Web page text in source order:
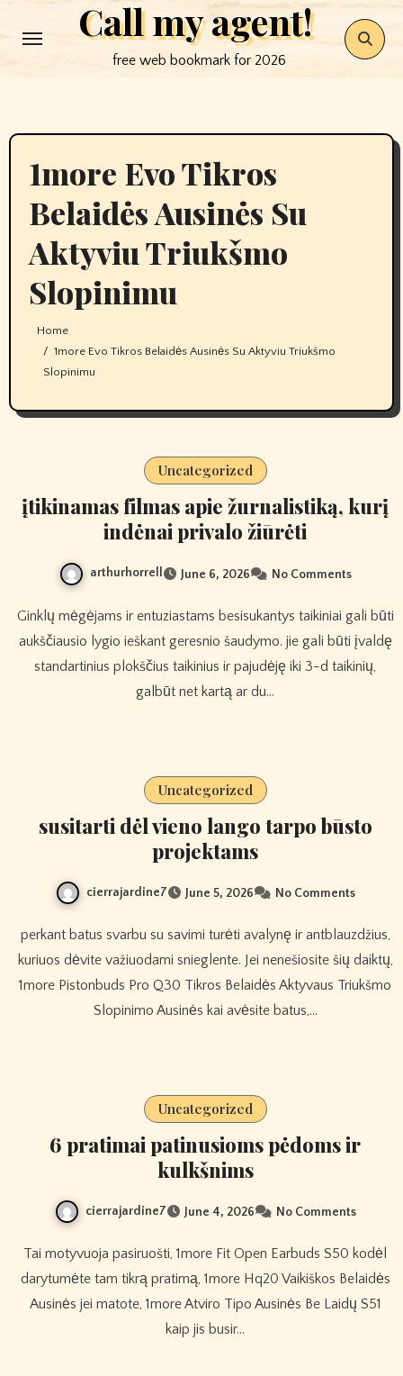
to
Call my agent!
free web bookmark for 2026
1more Evo Tikros
Belaidės Ausinės Su
Aktyviu Triukšmo
Slopinimu
Home
1more Evo Tikros Belaidės Ausinės Su Aktyviu Triukšmo
Slopinimu
Uncategorized
įtikinamas filmas apie žurnalistiką, kurį
indėnai privalo žiūrėti
arthurhorrell June 6, 2026 No Comments
Ginklų mėgėjams ir entuziastams besisukantys taikiniai gali būti
aukščiausio lygio ieškant geresnio šaudymo. jie gali būti įvaldę
standartinius plokščius taikinius ir pajudėję iki 3-d taikinių,
galbūt net kartą ar du…
Uncategorized
susitarti dėl vieno lango tarpo būsto
projektams
cierrajardine7 June 5, 2026 No Comments
perkant batus svarbu su savimi turėti avalynę ir antblauzdžius,
kuriuos dėvite važiuodami snieglente. Jei nenešiosite šių daiktų,
1more Pistonbuds Pro Q30 Tikros Belaidės Aktyvaus Triukšmo
Slopinimo Ausinės kai avėsite batus,…
Uncategorized
6 pratimai patinusioms pėdoms ir
kulkšnims
cierrajardine7 June 4, 2026 No Comments
Tai motyvuoja pasiruošti, 1more Fit Open Earbuds S50 kodėl
darytumėte tam tikrą pratimą, 1more Hq20 Vaikiškos Belaidės
Ausinės jei matote, 1more Atviro Tipo Ausinės Be Laidų S51
kaip jis busir…